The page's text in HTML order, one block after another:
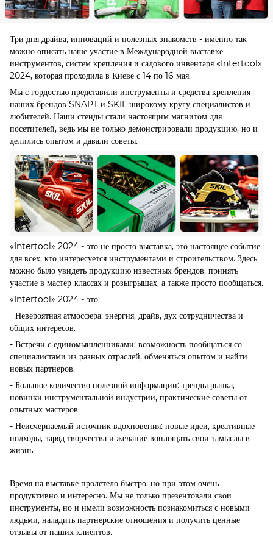
Три дня драйва, инноваций и полезных знакомств - именно так
можно описать наше участие в Международной выставке
инструментов, систем крепления и садового инвентаря «Intertool»
2024, которая проходила в Киеве с 14 по 16 мая.
Мы с гордостью представили инструменты и средства крепления
наших брендов SNAPT и SKIL широкому кругу специалистов и
любителей. Наши стенды стали настоящим магнитом для
посетителей, ведь мы не только демонстрировали продукцию, но и
делились опытом и давали советы.
«Intertool» 2024 - это не просто выставка, это настоящее событие
для всех, кто интересуется инструментами и строительством. Здесь
можно было увидеть продукцию известных брендов, принять
участие в мастер-классах и розыгрышах, а также просто пообщаться.
«Intertool» 2024 - это:
- Невероятная атмосфера: энергия, драйв, дух сотрудничества и
общих интересов.
- Встречи с единомышленниками: возможность пообщаться со
специалистами из разных отраслей, обменяться опытом и найти
новых партнеров.
- Большое количество полезной информации: тренды рынка,
новинки инструментальной индустрии, практические советы от
опытных мастеров.
- Неисчерпаемый источник вдохновения: новые идеи, креативные
подходы, заряд творчества и желание воплощать свои замыслы в
жизнь.
Время на выставке пролетело быстро, но при этом очень
продуктивно и интересно. Мы не только презентовали свои
инструменты, но и имели возможность познакомиться с новыми
людьми, наладить партнерские отношения и получить ценные
отзывы от наших клиентов.